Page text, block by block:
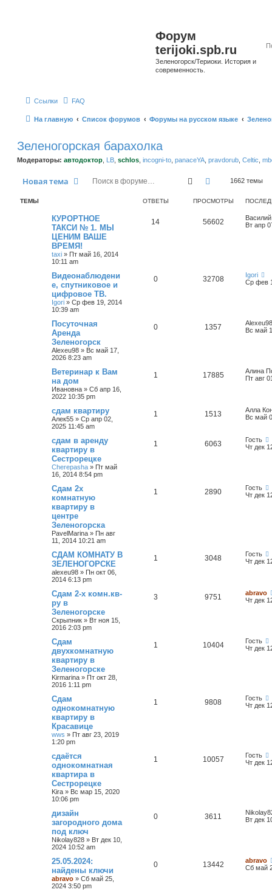
Форум
terijoki.spb.ru
Зеленогорск/Териоки. История и
современность.
Ссылки FAQ
На главную Список форумов Форумы на русском языке
Зеленогорская барахолка
Модераторы: автодоктор LB schlos incogni-to panaceYA pravdorub Celtic
Новая тема Поиск Расширенный
1662 темы
ТЕМЫ ОТВЕТЫ ПРОСМОТРЫ
КУРОРТНОЕ
ТАКСИ № 1. МЫ
ЦЕНИМ ВАШЕ
ВРЕМЯ!
taxi » Пт май 16, 2014
10:11 am
14 56602
Вт апр
Видеонаблюдени
е, спутниковое и
цифровое ТВ.
Igori » Ср фев 19, 2014
10:39 am
0 32708
Igori
Ср фев
Посуточная
Аренда
Зеленогорск
Alexeu98 » Вс май 17,
2026 8:23 am
0 1357
Alexeu98
Вс май
Ветеринар к Вам
на дом
Ивановна » Сб апр 16,
2022 10:35 pm
1 17885
Алина
Пт авг
сдам квартиру
Алек55 » Ср апр 02,
2025 11:45 am
1 1513
Алла
Вс май
сдам в аренду
квартиру в
Сестрорецке
Cherepasha » Пт май
16, 2014 8:54 pm
1 6063
Гость
Чт дек
Сдам 2х
комнатную
квартиру в
центре
Зеленогорска
PavelMarina » Пн авг
11, 2014 10:21 am
1 2890
Гость
Чт дек
СДАМ КОМНАТУ В
ЗЕЛЕНОГОРСКЕ
alexeu98 » Пн окт 06,
2014 6:13 pm
1 3048
Гость
Чт дек
Сдам 2-х комн.кв-
ру в
Зеленогорске
Скрыпник » Вт ноя 15,
2016 2:03 pm
3 9751
abravo
Чт дек
Сдам
двухкомнатную
квартиру в
Зеленогорске
Kirmarina » Пт окт 28,
2016 1:11 pm
1 10404
Гость
Чт дек
Сдам
однокомнатную
квартиру в
Красавице
wws » Пт авг 23, 2019
1:20 pm
1 9808
Гость
Чт дек
сдаётся
однокомнатная
квартира в
Сестрорецке
Kira » Вс мар 15, 2020
10:06 pm
1 10057
Гость
Чт дек
дизайн
загородного дома
под ключ
Nikolay828 » Вт дек 10,
2024 10:52 am
0 3611
Вт дек
25.05.2024:
найдены ключи
abravo » Сб май 25,
2024 3:50 pm
0 13442
abravo
Сб май